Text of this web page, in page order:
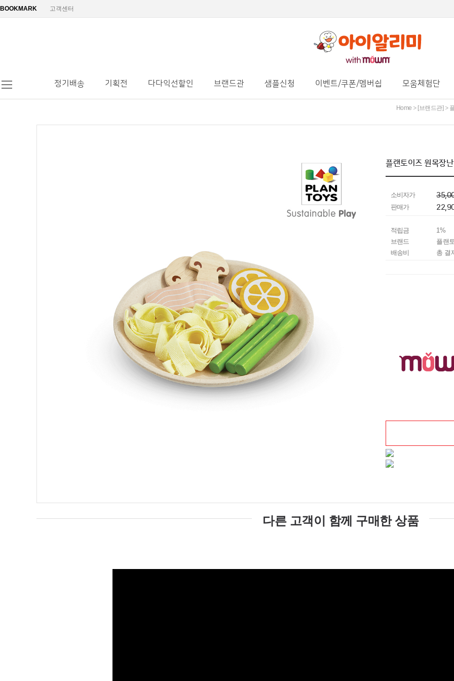
BOOKMARK 고객센터
정기배송 기획전 다다익선할인 브랜드관 샘플신청 이벤트/쿠폰/멤버쉽 모움체험단
Home > [브랜드관] >
플랜토이즈 원목장
소비자가
판매가
적립금
1%
브랜드
플랜
배송비
총 결
다른 고객이 함께 구매한 상품